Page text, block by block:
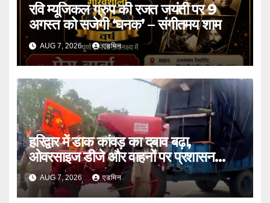
रवि म्यूजिकल ग्रुप की रजत जयंती पर 9
अगस्त को सजेगी ‘घनक’ – संगीतमय शाम
AUG 7, 2026 एडमिन
हरिद्वार में डाक कांवड़ का दबाव बढ़ा,
ओवरसाइज डीजे और वाहनों पर प्रशासन
सख्तAUG 7, 2026 एडमिन